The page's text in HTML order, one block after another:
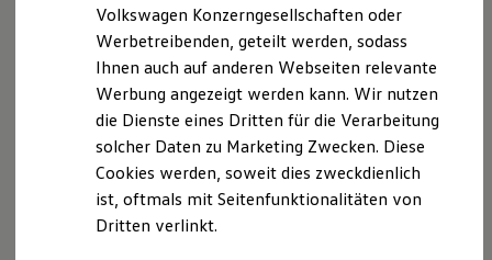
Bidirektionales Laden
Förderung & Kosten der Elektrofahrzeuge
Fördermöglichkeiten für Privatkunden
Kostensimulator
Autonomes Fahren
Mehr zum ID. Buzz
California Welt
California Club
California Magazin & Ratgeber
Volkswagen Konzerngesellschaften oder
Werbetreibenden, geteilt werden, sodass
Ihnen auch auf anderen Webseiten relevante
Werbung angezeigt werden kann. Wir nutzen
die Dienste eines Dritten für die Verarbeitung
solcher Daten zu Marketing Zwecken. Diese
Cookies werden, soweit dies zweckdienlich
ist, oftmals mit Seitenfunktionalitäten von
Dritten verlinkt.